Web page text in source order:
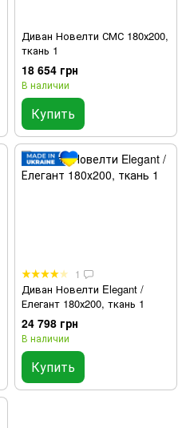
Диван Новелти СМС 180х200,
ткань 1
18 654 грн
В наличии
Купить
1
Диван Новелти Elegant /
Елегант 180х200, ткань 1
24 798 грн
В наличии
Купить